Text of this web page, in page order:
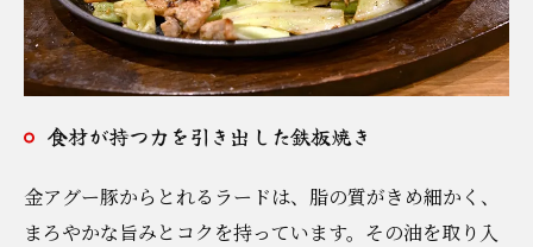
食材が持つ力を引き出した鉄板焼き
金アグー豚からとれるラードは、脂の質がきめ細かく、
まろやかな旨みとコクを持っています。その油を取り入